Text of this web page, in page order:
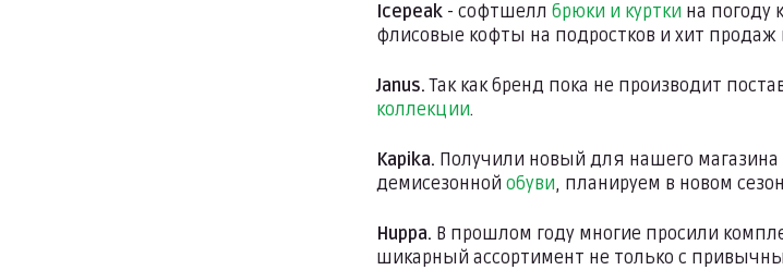
Icepeak - софтшелл брюки и куртки на погоду
флисовые кофты на подростков и хит
Janus. Так как бренд пока не производит
коллекции.
Kapika. Получили новый для нашего
демисезонной обуви, планируем в новом
Huppa. В прошлом году многие просили
шикарный ассортимент не только с